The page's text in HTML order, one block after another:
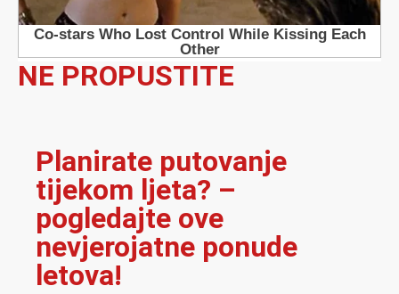
NE PROPUSTITE
Planirate putovanje
tijekom ljeta? –
pogledajte ove
nevjerojatne ponude
letova!